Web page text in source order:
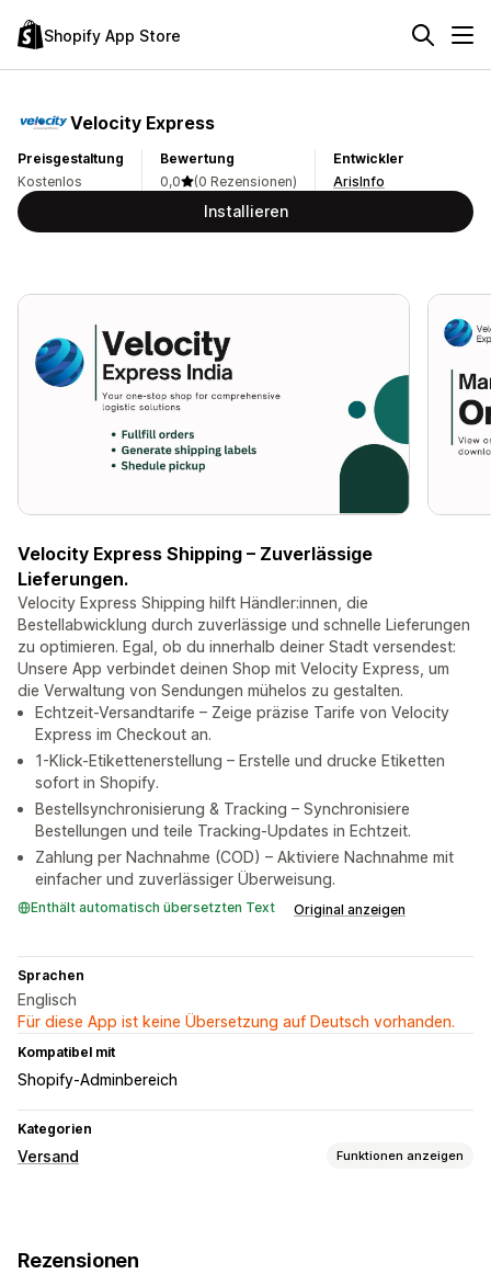
Shopify App Store
Velocity Express
Preisgestaltung
Kostenlos
Bewertung
0,0
(0 Rezensionen)
Entwickler
ArisInfo
Installieren
Velocity Express Shipping – Zuverlässige
Lieferungen.
Velocity Express Shipping hilft Händler:innen, die
Bestellabwicklung durch zuverlässige und schnelle Lieferungen
zu optimieren. Egal, ob du innerhalb deiner Stadt versendest:
Unsere App verbindet deinen Shop mit Velocity Express, um
die Verwaltung von Sendungen mühelos zu gestalten.
Echtzeit-Versandtarife – Zeige präzise Tarife von Velocity
Express im Checkout an.
1-Klick-Etikettenerstellung – Erstelle und drucke Etiketten
sofort in Shopify.
Bestellsynchronisierung & Tracking – Synchronisiere
Bestellungen und teile Tracking-Updates in Echtzeit.
Zahlung per Nachnahme (COD) – Aktiviere Nachnahme mit
einfacher und zuverlässiger Überweisung.
Enthält automatisch übersetzten Text Original anzeigen
Sprachen
Englisch
Für diese App ist keine Übersetzung auf Deutsch vorhanden.
Kompatibel mit
Shopify-Adminbereich
Kategorien
Versand Funktionen anzeigen
Rezensionen